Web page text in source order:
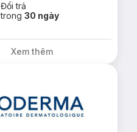
Đổi trả
trong30 ngày
Xem thêm